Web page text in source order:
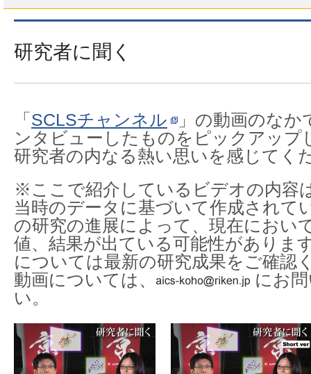
研究者に聞く
「 SCLSチャンネル
」の動画のなか
ンタビューしたものをピックアップ
研究者の内なる熱い思いを感じてく
※ここで紹介しているビデオの内容
当時のデータに基づいて作成されて
の研究の進展によって、現在におい
値、結果が出ている可能性がありま
については最新の研究成果をご確認
動画については、
にお
い。